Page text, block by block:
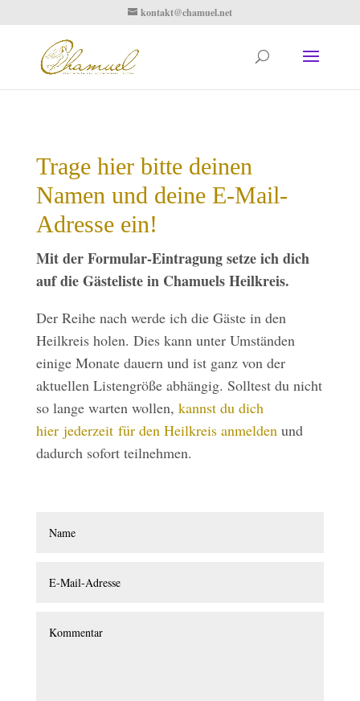
kontakt@chamuel.net
Trage hier bitte deinen
Namen und deine E-Mail-
Adresse ein!
Mit der Formular-Eintragung setze ich dich
auf die Gästeliste in Chamuels Heilkreis.
Der Reihe nach werde ich die Gäste in den
Heilkreis holen. Dies kann unter Umständen
einige Monate dauern und ist ganz von der
aktuellen Listengröße abhängig. Solltest du nicht
so lange warten wollen, kannst du dich
hier jederzeit für den Heilkreis anmeldenund
dadurch sofort teilnehmen.